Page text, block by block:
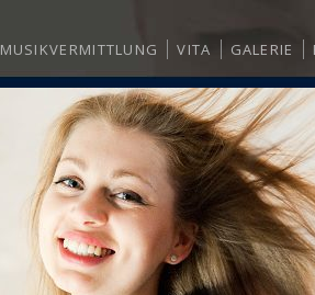
MUSIKVERMITTLUNG VITA GALERIE